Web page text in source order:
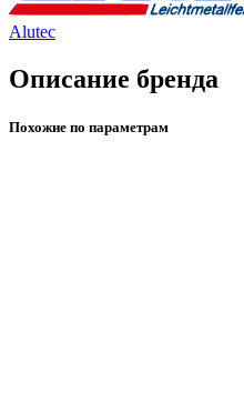
Alutec
Описание бренда
Похожие по параметрам